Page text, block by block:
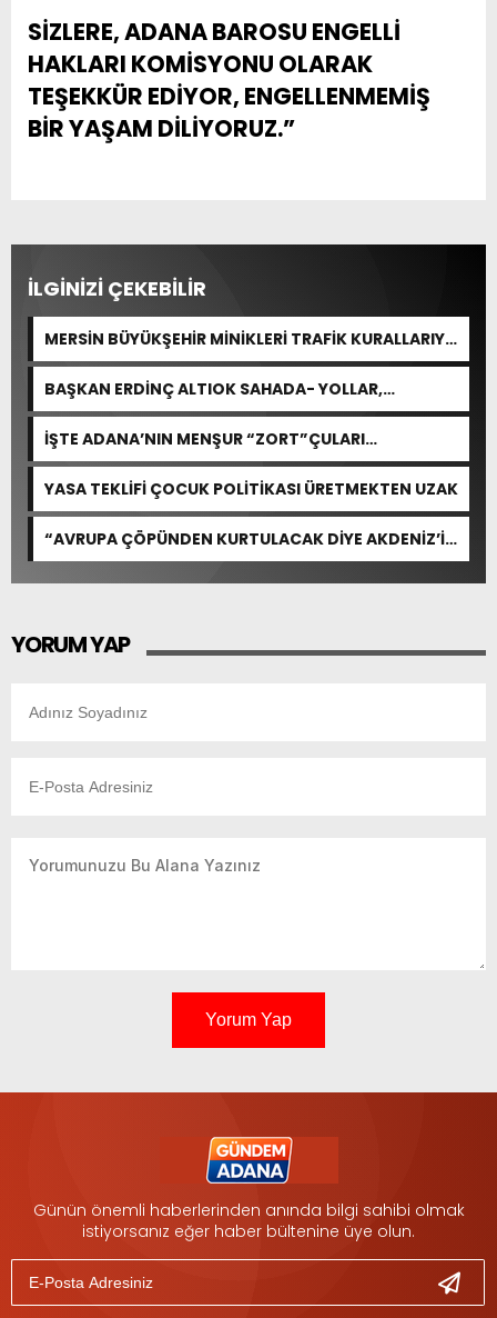
SİZLERE, ADANA BAROSU ENGELLİ
HAKLARI KOMİSYONU OLARAK
TEŞEKKÜR EDİYOR, ENGELLENMEMİŞ
BİR YAŞAM DİLİYORUZ.”
İLGİNİZİ ÇEKEBİLİR
MERSİN BÜYÜKŞEHİR MİNİKLERİ TRAFİK KURALLARIYLA
BULUŞTURDU
BAŞKAN ERDİNÇ ALTIOK SAHADA- YOLLAR,
KALDIRIMLAR YENİLENİYOR
İŞTE ADANA’NIN MENŞUR “ZORT”ÇULARI…
YASA TEKLİFİ ÇOCUK POLİTİKASI ÜRETMEKTEN UZAK
“AVRUPA ÇÖPÜNDEN KURTULACAK DİYE AKDENİZ’İ
FEDA EDEMEZSİNİZ!”
YORUM YAP
Yorum Yap
Günün önemli haberlerinden anında bilgi sahibi olmak
istiyorsanız eğer haber bültenine üye olun.